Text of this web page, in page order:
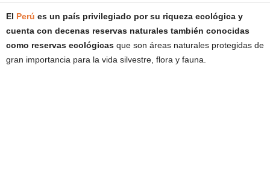
El Perú es un país privilegiado por su riqueza ecológica y
cuenta con decenas reservas naturales también conocidas
como reservas ecológicas que son áreas naturales protegidas de
gran importancia para la vida silvestre, flora y fauna.